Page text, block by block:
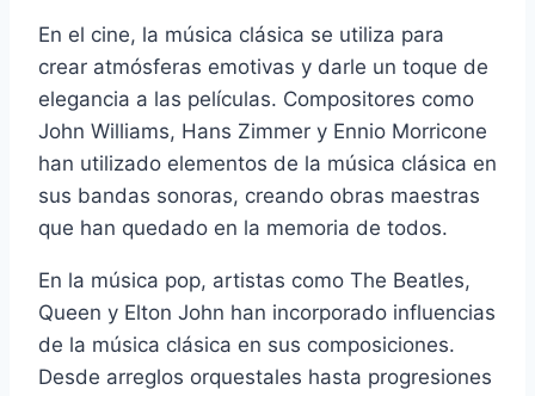
En el cine, la música clásica se utiliza para
crear atmósferas emotivas y darle un toque de
elegancia a las películas. Compositores como
John Williams, Hans Zimmer y Ennio Morricone
han utilizado elementos de la música clásica en
sus bandas sonoras, creando obras maestras
que han quedado en la memoria de todos.
En la música pop, artistas como The Beatles,
Queen y Elton John han incorporado influencias
de la música clásica en sus composiciones.
Desde arreglos orquestales hasta progresiones